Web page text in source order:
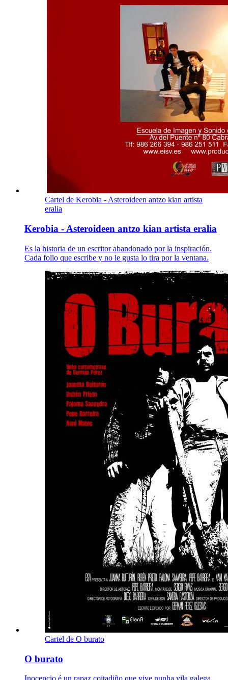
Cartel de Kerobia - Asteroideen antzo kian artista
eralia
Kerobia - Asteroideen antzo kian artista eralia
Es la historia de un escritor abandonado por la inspiración.
Cada folio que escribe y no le gusta lo tira por la ventana.
Cartel de O burato
O burato